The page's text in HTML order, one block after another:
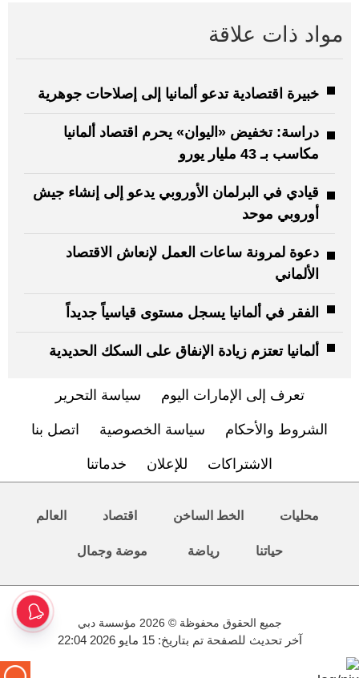
مواد ذات علاقة
خبيرة اقتصادية تدعو ألمانيا إلى إصلاحات جوهرية
دراسة: تخفيض «اليوان» يحرم اقتصاد ألمانيا
مكاسب بـ 43 مليار يورو
قيادي في البرلمان الأوروبي يدعو إلى إنشاء جيش
أوروبي موحد
دعوة لمرونة ساعات العمل لإنعاش الاقتصاد
الألماني
الفقر في ألمانيا يسجل مستوى قياسياً جديداً
ألمانيا تعتزم زيادة الإنفاق على السكك الحديدية
تعرف إلى الإمارات اليوم سياسة التحرير
الشروط والأحكام سياسة الخصوصية اتصل بنا
الاشتراكات للإعلان خدماتنا
محليات الخط الساخن اقتصاد العالم
حياتنا رياضة موضة وجمال
جميع الحقوق محفوظة © 2026 مؤسسة دبي
آخر تحديث للصفحة تم بتاريخ: 15 مايو 2026 22:04